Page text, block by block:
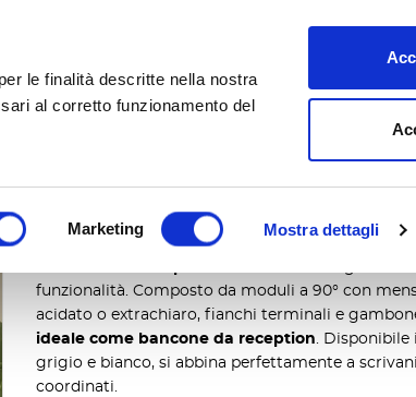
le finalità descritte nella nostra
al corretto funzionamento del
Marketing Mostra dettagli
search Blog
Bancone curvo
funzionalità. Composto da moduli a 90° con
acidato o extrachiaro, fianchi terminali e
ideale come bancone da reception. Disponibile
grigio e bianco, si abbina perfettamente a
coordinati.